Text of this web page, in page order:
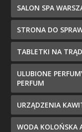
SALON SPA
STRONA DO
TABLETKI NA
ULUBIONE
PERFUM
URZĄDZENIA
WODA KOLOŃSKA